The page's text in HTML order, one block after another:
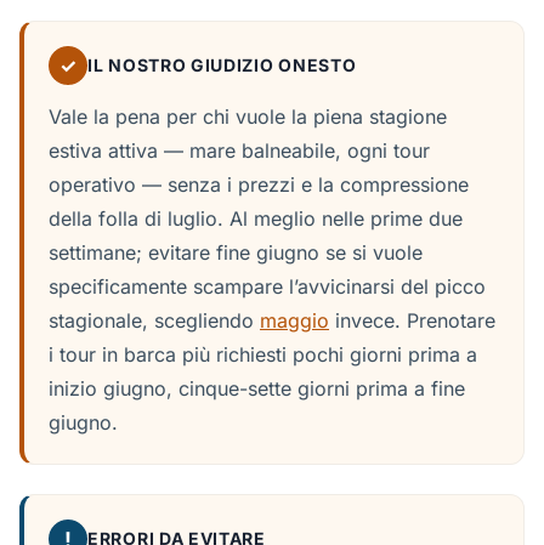
✓ IL NOSTRO GIUDIZIO ONESTO
Vale la pena per chi vuole la piena stagione
estiva attiva — mare balneabile, ogni tour
operativo — senza i prezzi e la compressione
della folla di luglio. Al meglio nelle prime due
settimane; evitare fine giugno se si vuole
specificamente scampare l’avvicinarsi del picco
stagionale, scegliendo maggio invece. Prenotare
i tour in barca più richiesti pochi giorni prima a
inizio giugno, cinque-sette giorni prima a fine
giugno.
! ERRORI DA EVITARE